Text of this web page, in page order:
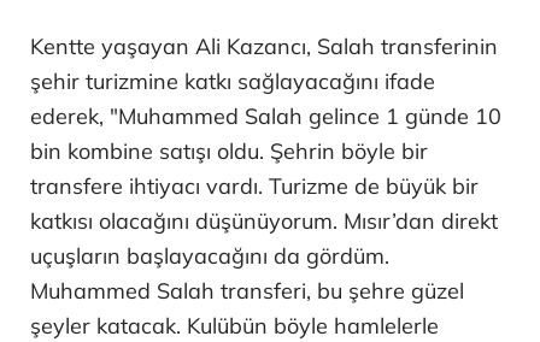
Kentte yaşayan Ali Kazancı, Salah transferinin
şehir turizmine katkı sağlayacağını ifade
ederek, "Muhammed Salah gelince 1 günde 10
bin kombine satışı oldu. Şehrin böyle bir
transfere ihtiyacı vardı. Turizme de büyük bir
katkısı olacağını düşünüyorum. Mısır’dan direkt
uçuşların başlayacağını da gördüm.
Muhammed Salah transferi, bu şehre güzel
şeyler katacak. Kulübün böyle hamlelerle